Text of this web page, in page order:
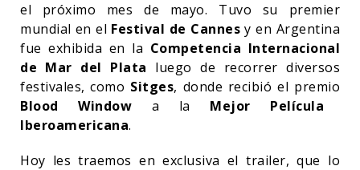
el próximo mes de mayo. Tuvo su premier
mundial en el Festival de Cannes y en Argentina
fue exhibida en la Competencia Internacional
de Mar del Plata luego de recorrer diversos
festivales, como Sitges, donde recibió el premio
Blood Window a la Mejor Película
Iberoamericana.
Hoy les traemos en exclusiva el trailer, que lo